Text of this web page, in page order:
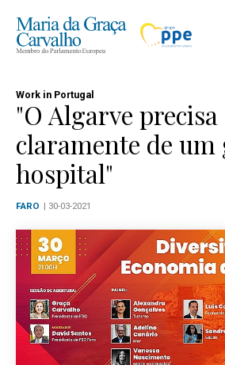
Work in Portugal
"O Algarve precisa
claramente de um
hospital"
FARO | 30-03-2021